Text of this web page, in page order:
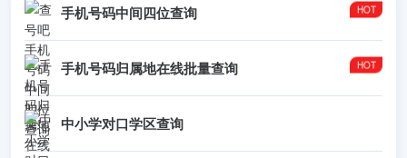
手机号码中间四位查询
手机号码归属地在线批量查询
中小学对口学区查询